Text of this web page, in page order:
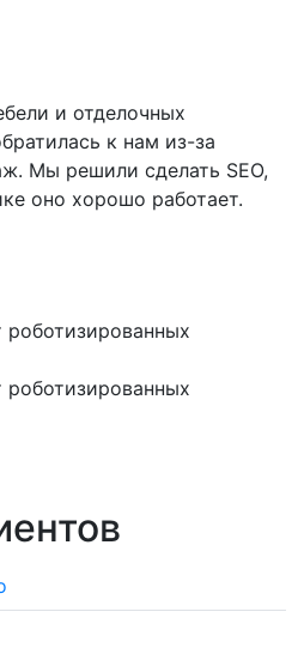
и отделочных
к нам из-за
Мы решили сделать SEO,
оно хорошо работает.